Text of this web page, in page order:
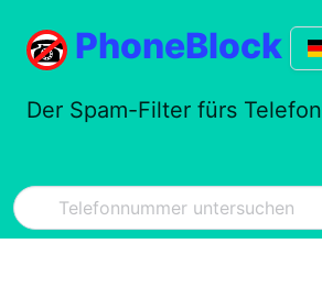
PhoneBlock
Der Spam-Filter fürs Telefon